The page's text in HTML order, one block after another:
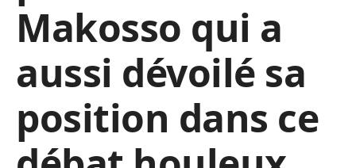
Makosso qui a
aussi dévoilé sa
position dans ce